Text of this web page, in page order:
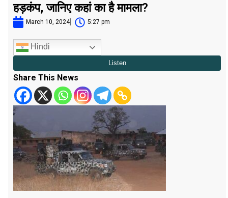
हड़कंप, जानिए कहां का है मामला?
March 10, 2024 5:27 pm
Hindi
Share This News